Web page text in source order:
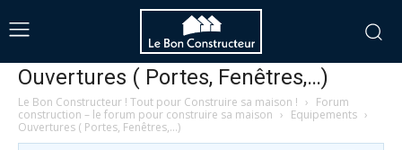
Ouvertures ( Portes, Fenêtres,…)
Le Bon Constructeur ! Tout pour Construire sa maison ! › Forum
construction – le forum pour construire sa maison › Equipements ›
Ouvertures ( Portes, Fenêtres,…)